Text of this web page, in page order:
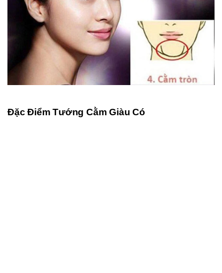
Đặc Điểm Tướng Cằm Giàu Có